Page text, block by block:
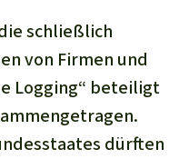
schließlich
von Firmen und
Logging“ beteiligt
dürften